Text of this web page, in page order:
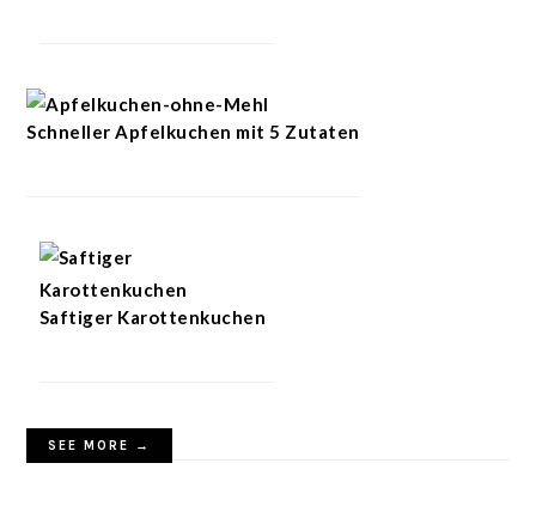
Schneller Apfelkuchen mit 5 Zutaten
Saftiger Karottenkuchen
SEE MORE →